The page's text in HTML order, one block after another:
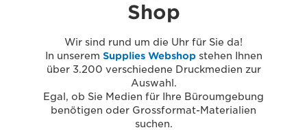
Shop
Wir sind rund um die Uhr für Sie da!
In unserem Supplies Webshopstehen Ihnen
über 3.200 verschiedene Druckmedien zur
Auswahl.
Egal, ob Sie Medien für Ihre Büroumgebung
benötigen oder Grossformat-Materialien
suchen.